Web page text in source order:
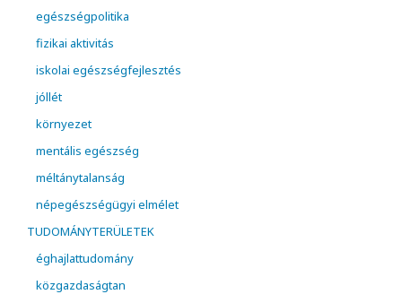
egészségpolitika
fizikai aktivitás
iskolai egészségfejlesztés
jóllét
környezet
mentális egészség
méltánytalanság
népegészségügyi elmélet
TUDOMÁNYTERÜLETEK
éghajlattudomány
közgazdaságtan